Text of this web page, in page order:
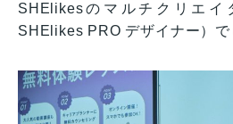
SHElikesのマルチクリエイ
SHElikes PRO デザイナー）で